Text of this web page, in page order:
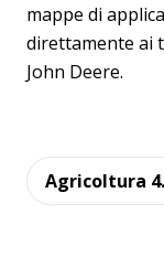
mappe di
direttamente ai
John Deere.
Agricoltura